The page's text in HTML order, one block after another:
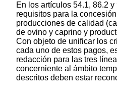
En los artículos 54.1, 86.2
requisitos para la
producciones de calidad
de ovino y caprino y
Con objeto de unificar los
cada uno de estos pagos,
redacción para las tres
concerniente al ámbito
descritos deben estar